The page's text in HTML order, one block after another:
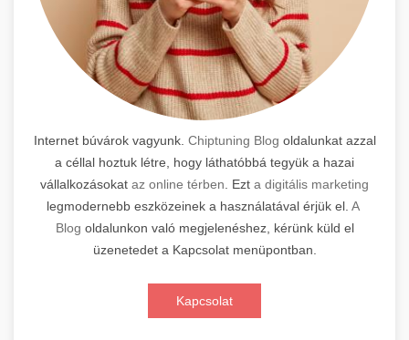
Internet búvárok vagyunk. Chiptuning Blog oldalunkat azzal
a céllal hoztuk létre, hogy láthatóbbá tegyük a hazai
vállalkozásokat az online térben . Ezt a digitális marketing
legmodernebb eszközeinek a használatával érjük el. A
Blog oldalunkon való megjelenéshez, kérünk küld el
üzenetedet a Kapcsolat menüpontban.
Kapcsolat